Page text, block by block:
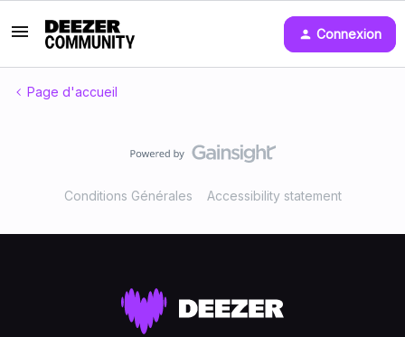
Connexion
Page d'accueil
Conditions Générales Accessibility statement